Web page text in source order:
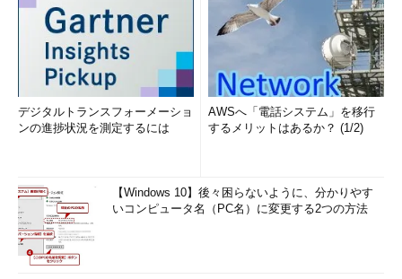
デジタルトランスフォーメーショ
ンの進捗状況を測定するには
AWSへ「電話システム」を移行
するメリットはあるか？ (1/2)
【Windows 10】後々困らないように、分かりやす
いコンピュータ名（PC名）に変更する2つの方法